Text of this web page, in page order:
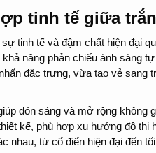
tinh tế giữa
sự tinh tế và đậm chất hiện đại
năng phản chiếu ánh sáng
đặc trưng, vừa tạo vẻ sang
đón sáng và mở rộng không
kế, phù hợp xu hướng đô
nhau, từ cổ điển hiện đại đến